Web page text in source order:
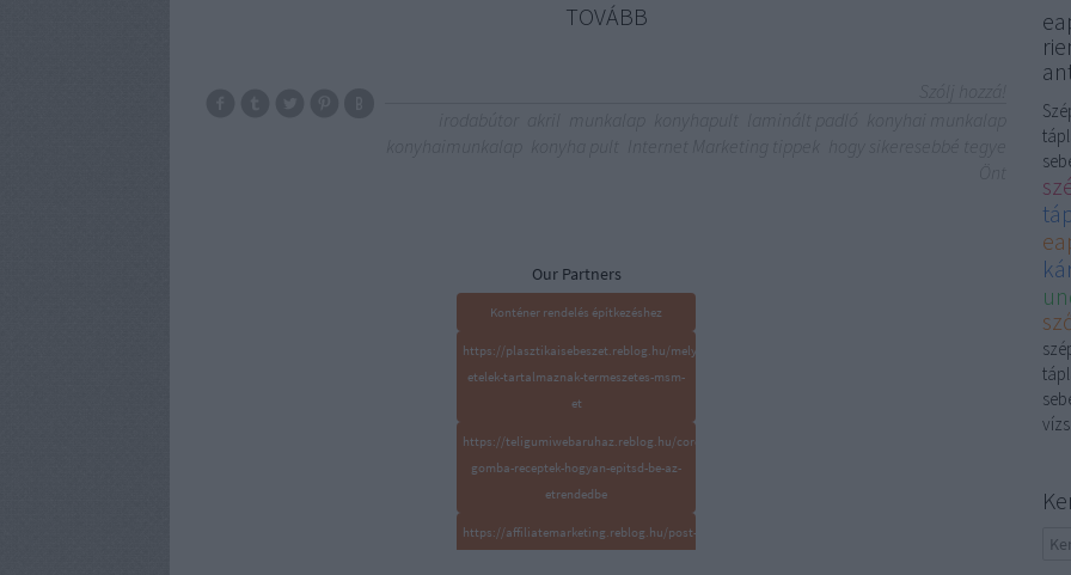
TOVÁBB
Our Partners
Konténer rendelés építkezéshez
https://plasztikaisebeszet.reblog.hu/mely-
etelek-tartalmaznak-termeszetes-msm-
et
https://teligumiwebaruhaz.reblog.hu/cordyceps-
gomba-receptek-hogyan-epitsd-be-az-
etrendedbe
https://affiliatemarketing.reblog.hu/post-